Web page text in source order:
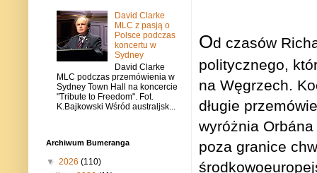
Od czasów
politycznego,
na Węgrzech.
długie
wyróżnia
poza granice
David Clarke
MLC z pasją o
Polsce podczas
koncertu w
Sydney
David Clarke
MLC podczas przemówienia w
Sydney Town Hall na koncercie
"Tribute to Freedom". Fot.
K.Bajkowski Wśród australjsk...
Archiwum Bumeranga
▼ 2026 (110)